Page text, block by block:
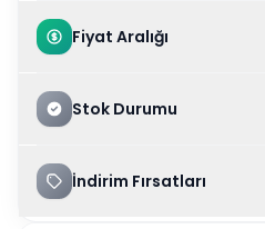
Fiyat Aralığı
Stok Durumu
İndirim Fırsatları